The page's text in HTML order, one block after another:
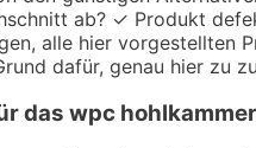
ab? ✓ Produkt
alle hier vorgestellten
dafür, genau hier zu
das wpc